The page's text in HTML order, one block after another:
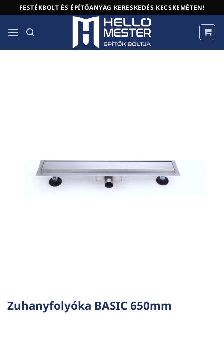
to
content
FESTÉKBOLT ÉS ÉPÍTŐANYAG KERESKEDÉS KECSKEMÉTEN!
Zuhanyfolyóka BASIC 650mm